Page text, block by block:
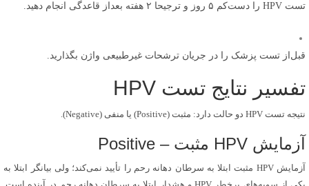
تست HPV را دست‌کم ۵ روز و ترجیحا ۲ هفته بعداز قاعدگی انجام دهید.
قبل‌از تست پزشک را در جریان ترشحات غیرطبیعی واژن بگذارید.
تفسیر نتایج تست HPV
نتیجه تست HPV دو حالت دارد: مثبت (Positive) یا منفی (Negative).
آزمایش HPV مثبت – Positive
آزمایش HPV مثبت ابتلا به سرطان دهانه رحم را تأیید نمی‌کند؛ ولی بیانگر ابتلا به